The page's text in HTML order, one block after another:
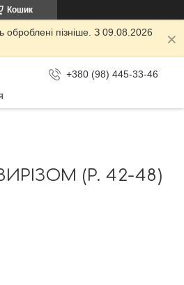
Кошик
оброблені пізніше. З 09.08.2026
+380 (98) 445-33-46
(Р. 42-48)